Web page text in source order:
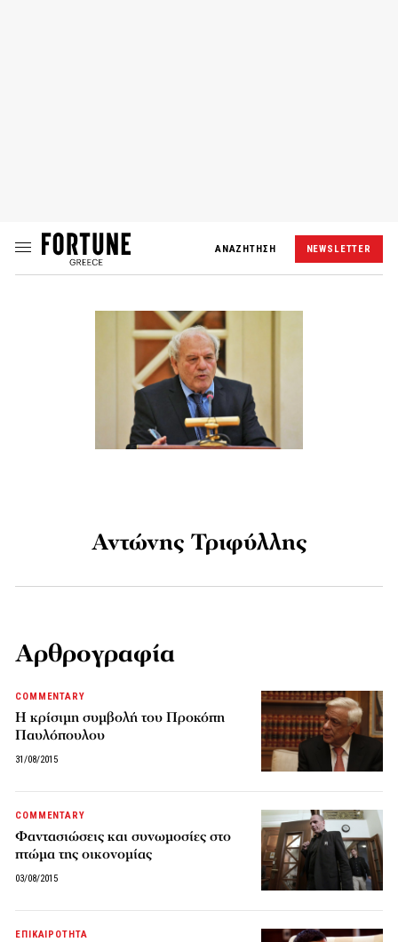
ΑΝΑΖΗΤΗΣΗ NEWSLETTER
Αντώνης Τριφύλλης
Αρθρογραφία
COMMENTARY
Η κρίσιμη συμβολή του Προκόπη
Παυλόπουλου
31/08/2015
COMMENTARY
Φαντασιώσεις και συνωμοσίες στο
πτώμα της οικονομίας
03/08/2015
ΕΠΙΚΑΙΡΟΤΗΤΑ